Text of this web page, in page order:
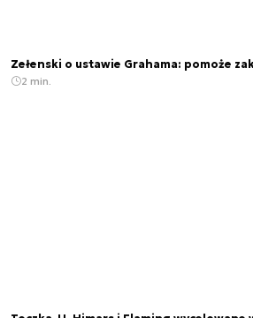
Zełenski o ustawie Grahama: pomoże
2 min.